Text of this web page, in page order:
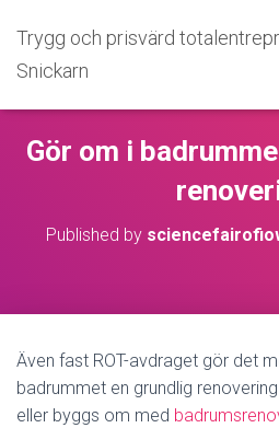
Trygg och prisvärd
Snickarn
Gör om i
Published by
Även fast ROT-avdraget gör det
badrummet en grundlig
eller byggs om med